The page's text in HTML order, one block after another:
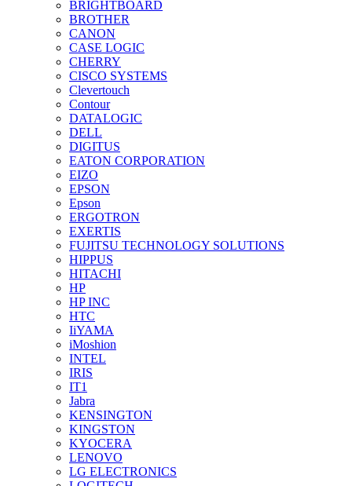
BRIGHTBOARD
BROTHER
CANON
CASE LOGIC
CHERRY
CISCO SYSTEMS
Clevertouch
Contour
DATALOGIC
DELL
DIGITUS
EATON CORPORATION
EIZO
EPSON
Epson
ERGOTRON
EXERTIS
FUJITSU TECHNOLOGY SOLUTIONS
HIPPUS
HITACHI
HP
HP INC
HTC
IiYAMA
iMoshion
INTEL
IRIS
IT1
Jabra
KENSINGTON
KINGSTON
KYOCERA
LENOVO
LG ELECTRONICS